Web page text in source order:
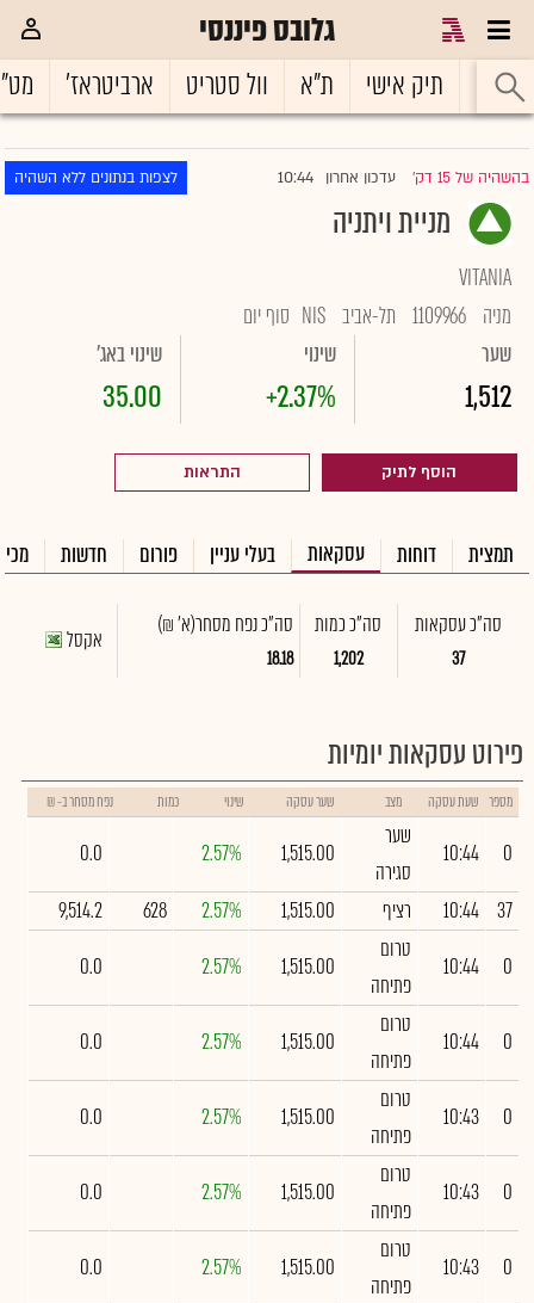
גלובס פיננסי
ראשי תיק אישי ת"א וול סטריט ארביטראז'
בהשהיה של 15 דק' |עדכון אחרון 10:44 לצפות בנתונים ללא השהיה
מניית ויתניה
VITANIA
מניה 1109966 תל-אביב NIS סוף יום
שער
1,512
שינוי
+2.37%
שינוי באג'
35.00
הוסף לתיק התראות
תמצית דוחות עסקאות בעלי עניין פורום חדשות
סה"כ עסקאות
37
סה"כ כמות
1,202
סה"כ נפח מסחר(א' ₪)
18.18
אקסל
פירוט עסקאות יומיות
מספר שעת עסקה מצב שער עסקה שינוי כמות נפח מסחר ב- ₪
0
10:44
שער
סגירה
1,515.00
2.57%
0.0
37
10:44 רציף 1,515.00
2.57%
628
9,514.2
0
10:44
טרום
פתיחה
1,515.00
2.57%
0.0
0
10:44
טרום
פתיחה
1,515.00
2.57%
0.0
0
10:43
טרום
פתיחה
1,515.00
2.57%
0.0
0
10:43
טרום
פתיחה
1,515.00
2.57%
0.0
0
10:43
טרום
פתיחה
1,515.00
2.57%
0.0